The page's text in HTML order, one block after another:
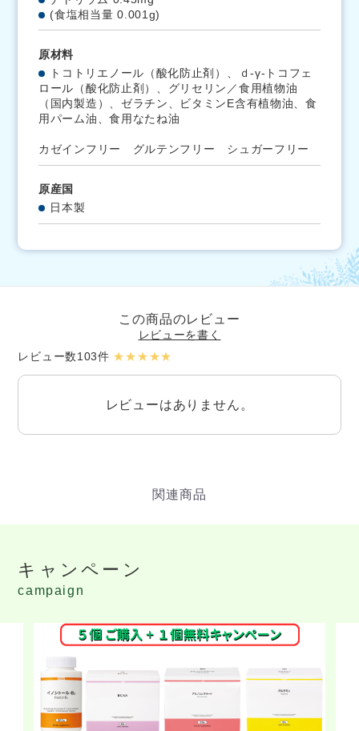
(食塩相当量 0.001g)
原材料
トコトリエノール（酸化防止剤）、ｄ-γ-トコフェ
ロール（酸化防止剤）、グリセリン／食用植物油
（国内製造）、ゼラチン、ビタミンE含有植物油、食
用パーム油、食用なたね油
カゼインフリー グルテンフリー シュガーフリー
原産国
日本製
この商品のレビュー
レビューを書く
レビュー数103件 ★★★★★
レビューはありません。
キャンペーン
campaign